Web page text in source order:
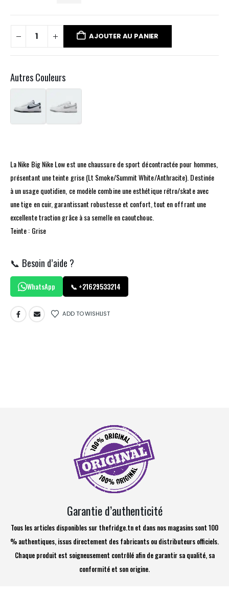
AJOUTER AU PANIER
Autres Couleurs
La Nike Big Nike Low est une chaussure de sport décontractée pour hommes,
présentant une teinte grise (Lt Smoke/Summit White/Anthracite). Destinée
à un usage quotidien, ce modèle combine une esthétique rétro/skate avec
une tige en cuir, garantissant robustesse et confort, tout en offrant une
excellente traction grâce à sa semelle en caoutchouc.
Teinte : Grise
📞 Besoin d’aide ?
WhatsApp 📞 +21629533214
ADD TO WISHLIST
Garantie d’authenticité
Tous les articles disponibles sur thefridge.tn et dans nos magasins sont 100
% authentiques, issus directement des fabricants ou distributeurs officiels.
Chaque produit est soigneusement contrôlé afin de garantir sa qualité, sa
conformité et son origine.